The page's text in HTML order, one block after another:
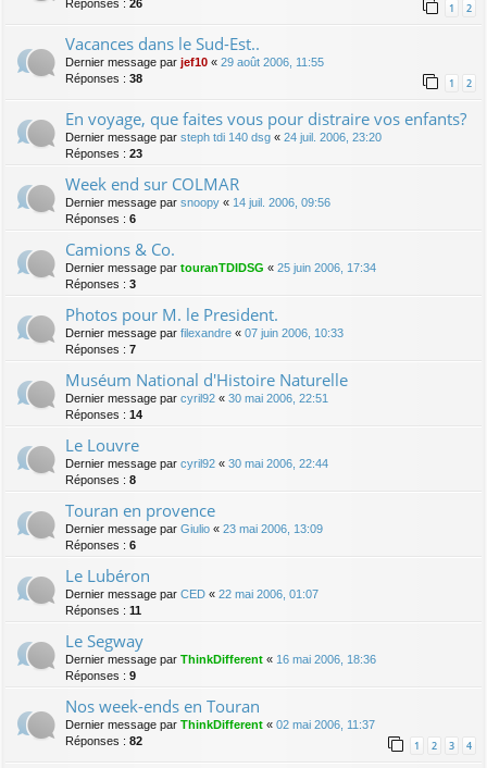
Réponses : 26 1 2
Vacances dans le Sud-Est..
Dernier message par jef10 « 29 août 2006, 11:55
Réponses : 38 1 2
En voyage, que faites vous pour distraire vos enfants?
Dernier message par steph tdi 140 dsg « 24 juil. 2006, 23:20
Réponses : 23
Week end sur COLMAR
Dernier message par snoopy « 14 juil. 2006, 09:56
Réponses : 6
Camions & Co.
Dernier message par touranTDIDSG « 25 juin 2006, 17:34
Réponses : 3
Photos pour M. le President.
Dernier message par filexandre « 07 juin 2006, 10:33
Réponses : 7
Muséum National d'Histoire Naturelle
Dernier message par cyril92 « 30 mai 2006, 22:51
Réponses : 14
Le Louvre
Dernier message par cyril92 « 30 mai 2006, 22:44
Réponses : 8
Touran en provence
Dernier message par Giulio « 23 mai 2006, 13:09
Réponses : 6
Le Lubéron
Dernier message par CED « 22 mai 2006, 01:07
Réponses : 11
Le Segway
Dernier message par ThinkDifferent « 16 mai 2006, 18:36
Réponses : 9
Nos week-ends en Touran
Dernier message par ThinkDifferent « 02 mai 2006, 11:37
Réponses : 82 1 2 3 4